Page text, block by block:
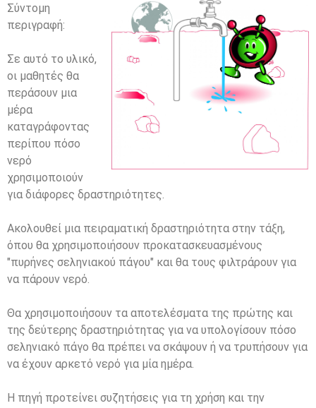
Σύντομη
περιγραφή:
Σε αυτό το υλικό,
οι μαθητές θα
περάσουν μια
μέρα
καταγράφοντας
περίπου πόσο
νερό
χρησιμοποιούν
για διάφορες δραστηριότητες.
Ακολουθεί μια πειραματική δραστηριότητα στην τάξη,
όπου θα χρησιμοποιήσουν προκατασκευασμένους
"πυρήνες σεληνιακού πάγου" και θα τους φιλτράρουν για
να πάρουν νερό.
Θα χρησιμοποιήσουν τα αποτελέσματα της πρώτης και
της δεύτερης δραστηριότητας για να υπολογίσουν πόσο
σεληνιακό πάγο θα πρέπει να σκάψουν ή να τρυπήσουν για
να έχουν αρκετό νερό για μία ημέρα.
Η πηγή προτείνει συζητήσεις για τη χρήση και την